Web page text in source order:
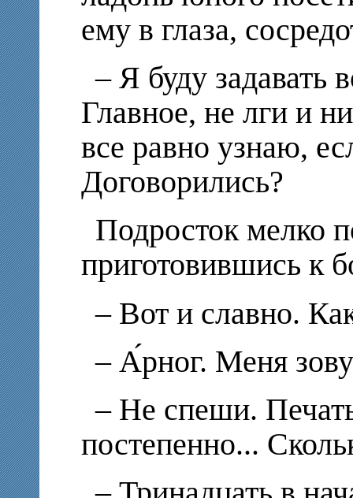
ему в глаза,
– Я буду задавать
Главное, не лги и
все равно узнаю,
Договорились?
Подросток мелко
приготовившись к
– Вот и славно.
– А́рног. Меня
– Не спеши.
постепенно...